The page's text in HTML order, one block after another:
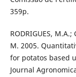
359p.
RODRIGUES, M.A.;
M. 2005.
for potatos based
Journal